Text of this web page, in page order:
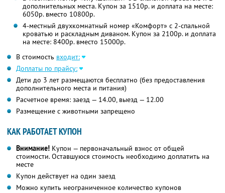
дополнительных места. Купон за 1510р. и доплата на месте:
6050р. вместо 10800р.
4-местный двухкомнатный номер «Комфорт» с 2-спальной
кроватью и раскладным диваном. Купон за 2100р. и доплата
на месте: 8400р. вместо 15000р.
В стоимость входит:
Доплаты по прайсу:
Дети до 3 лет размещаются бесплатно (без предоставления
дополнительного места и питания)
Расчетное время: заезд — 14.00, выезд — 12.00
Размещение с животными запрещено
КАК РАБОТАЕТ КУПОН
Внимание! Купон — первоначальный взнос от общей
стоимости. Оставшуюся стоимость необходимо доплатить на
месте
Купон действует на один заезд
Можно купить неограниченное количество купонов